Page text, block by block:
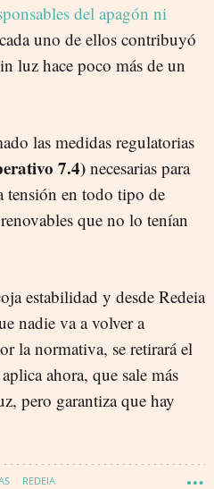
del apagón ni
uno de ellos contribuyó
luz hace poco más de un
las medidas regulatorias
7.4) necesarias para
tensión en todo tipo de
que no lo tenían
estabilidad y desde Redeia
nadie va a volver a
la normativa, se retirará el
ahora, que sale más
pero garantiza que hay
REDEIA